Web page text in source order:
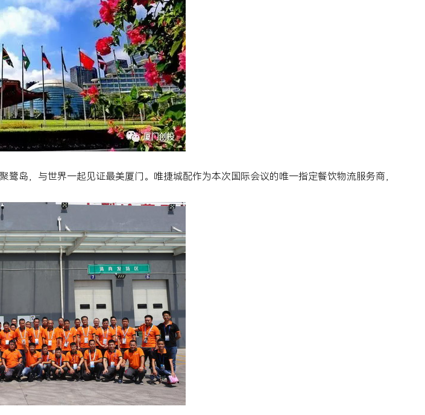
岛，与世界一起见证最美厦门。唯捷城配作为本次国际会议的唯一指定餐饮物流服务商，